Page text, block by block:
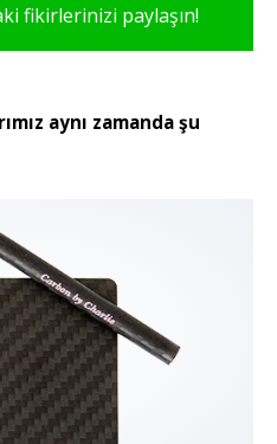
fikirlerinizi paylaşın!
aynı zamanda şu